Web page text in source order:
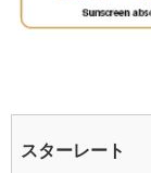
スターレート